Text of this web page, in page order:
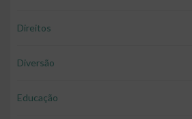
Direitos
Diversão
Educação